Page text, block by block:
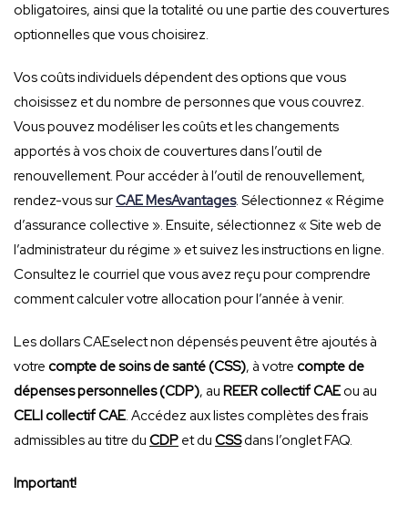
obligatoires, ainsi que la totalité ou une partie des couvertures
optionnelles que vous choisirez.
Vos coûts individuels dépendent des options que vous
choisissez et du nombre de personnes que vous couvrez.
Vous pouvez modéliser les coûts et les changements
apportés à vos choix de couvertures dans l’outil de
renouvellement. Pour accéder à l’outil de renouvellement,
rendez-vous surCAE MesAvantages. Sélectionnez « Régime
d’assurance collective ». Ensuite, sélectionnez « Site web de
l’administrateur du régime » et suivez les instructions en ligne.
Consultez le courriel que vous avez reçu pour comprendre
comment calculer votre allocation pour l’année à venir.
Les dollars CAEselect non dépensés peuvent être ajoutés à
votre compte de soins de santé (CSS), à votre compte de
dépenses personnelles (CDP), au REER collectif CAE ou au
CELI collectif CAE. Accédez aux listes complètes des frais
admissibles au titre du CDP et du CSSdans l’onglet FAQ.
Important!